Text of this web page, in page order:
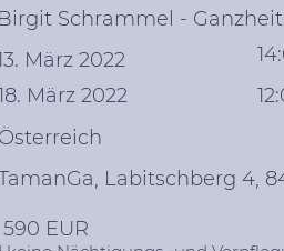
Birgit Schrammel -
März 2022
EUR
März 2022
Österreich
Labitschberg 4,